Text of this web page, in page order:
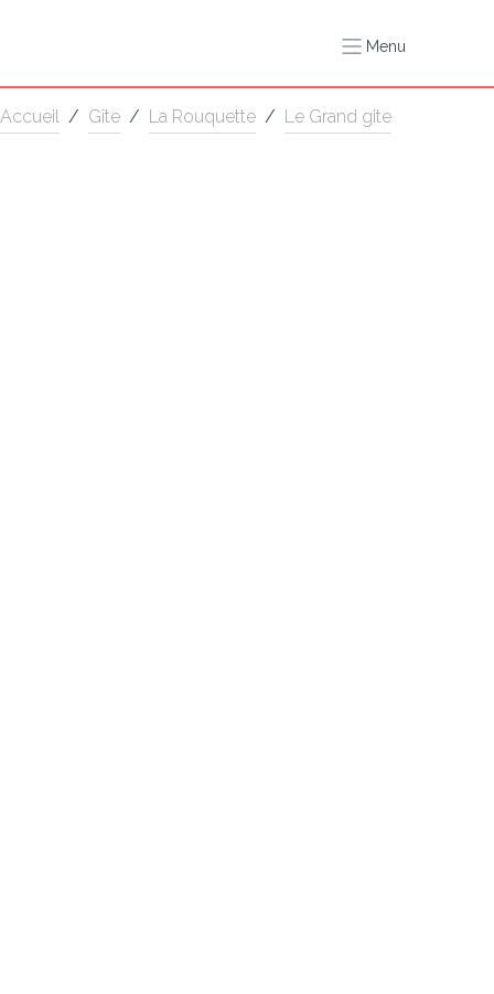
Menu
Accueil / Gîte / La Rouquette / Le Grand gite